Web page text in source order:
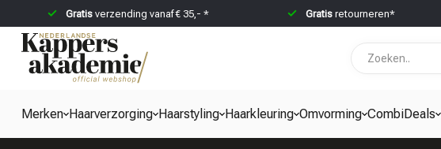
Gratisverzending vanaf € 35,- * Gratisretourneren*
Merken Haarverzorging Haarstyling Haarkleuring Omvorming CombiDeals